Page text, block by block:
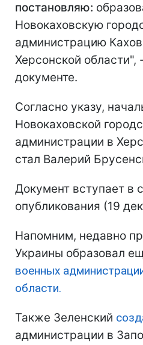
постановляю:
Новокаховскую
администрацию
Херсонской области",
документе.
Согласно указу,
Новокаховской
администрации в
стал Валерий
Документ вступает в
опубликования (19
Напомним, недавно
Украины образовал
военных
области.
Также Зеленский
администрации в